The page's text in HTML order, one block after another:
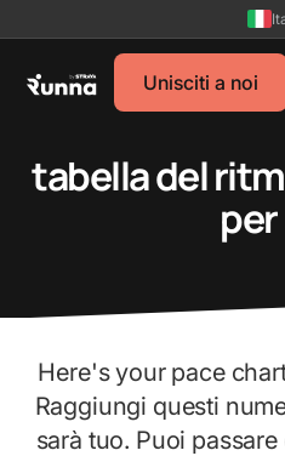
Unisciti a noi
tabella del
Here's your pace
Raggiungi questi
sarà tuo. Puoi